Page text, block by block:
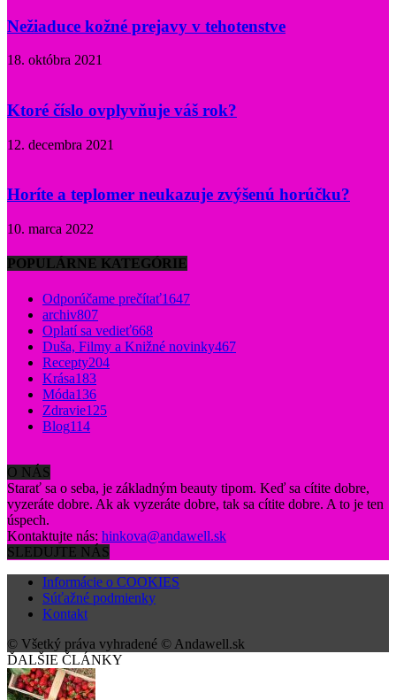
Nežiaduce kožné prejavy v tehotenstve
18. októbra 2021
Ktoré číslo ovplyvňuje váš rok?
12. decembra 2021
Horíte a teplomer neukazuje zvýšenú horúčku?
10. marca 2022
POPULÁRNE KATEGÓRIE
Odporúčame prečítať1647
archiv807
Oplatí sa vedieť668
Duša, Filmy a Knižné novinky467
Recepty204
Krása183
Móda136
Zdravie125
Blog114
O NÁS
Starať sa o seba, je základným beauty tipom. Keď sa cítite dobre,
vyzeráte dobre. Ak ak vyzeráte dobre, tak sa cítite dobre. A to je ten
úspech.
Kontaktujte nás: hinkova@andawell.sk
SLEDUJTE NÁS
Informácie o COOKIES
Súťažné podmienky
Kontakt
© Všetký práva vyhradené © Andawell.sk
ĎALŠIE ČLÁNKY